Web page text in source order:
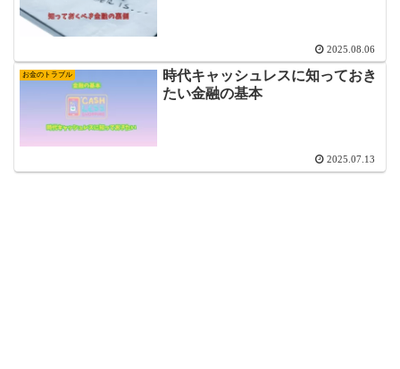
2025.08.06
お金のトラブル
時代キャッシュレスに知っておき
たい金融の基本
2025.07.13